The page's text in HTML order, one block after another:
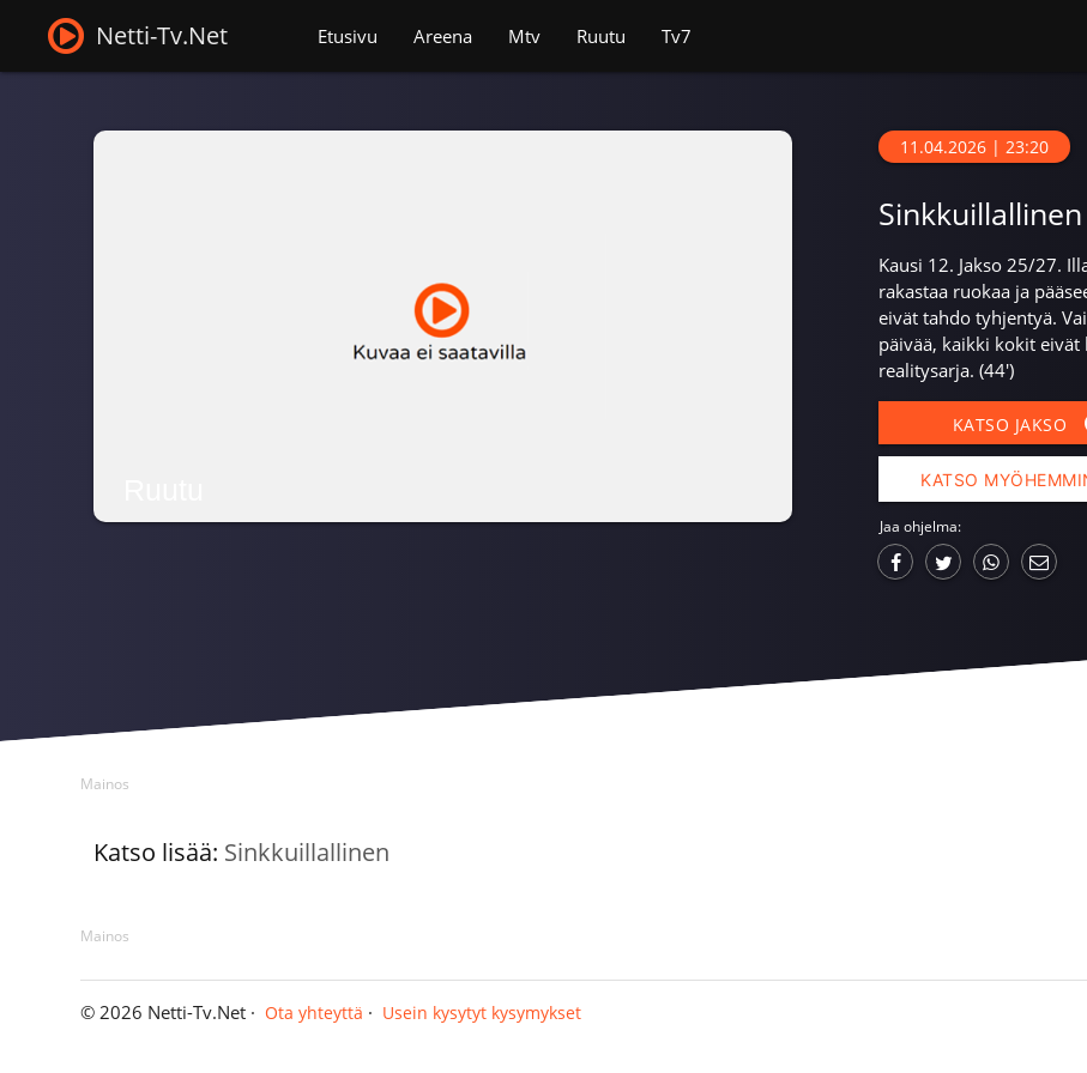
Netti-Tv.Net Etusivu Areena Mtv Ruutu Tv7
11.04.2026 | 23:20
Sinkkuillallinen
Kausi 12. Jakso 25/27.
rakastaa ruokaa ja
eivät tahdo tyhjentyä.
päivää, kaikki kokit
realitysarja. (44')
KATSO JAKSO
KATSO
Jaa ohjelma:
Mainos
Katso lisää: Sinkkuillallinen
Mainos
© 2026 Netti-Tv.Net ·Ota yhteyttä · Usein kysytyt kysymykset